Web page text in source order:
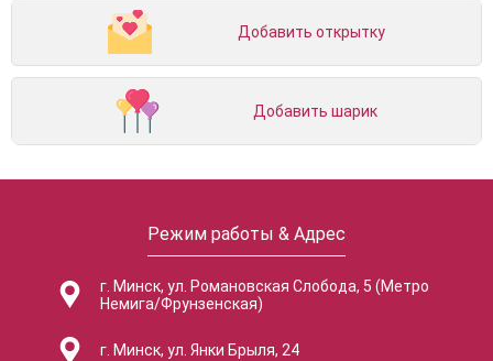
Добавить открытку
Добавить шарик
Режим работы & Адрес
г. Минск, ул. Романовская Слобода, 5 (Метро
Немига/Фрунзенская)
г. Минск, ул. Янки Брыля, 24